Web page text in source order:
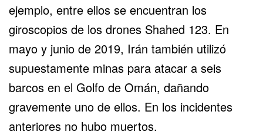
ejemplo, entre ellos se encuentran los
giroscopios de los drones Shahed 123. En
mayo y junio de 2019, Irán también utilizó
supuestamente minas para atacar a seis
barcos en el Golfo de Omán, dañando
gravemente uno de ellos. En los incidentes
anteriores no hubo muertos.